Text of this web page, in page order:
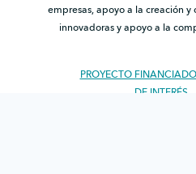
empresas, apoyo a la creación
innovadoras y apoyo a la
PROYECTO FINANCIADO
DE INTERÉS